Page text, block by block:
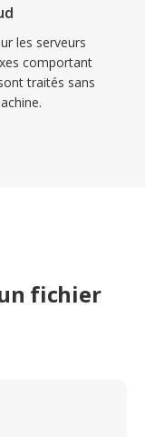
les serveurs
comportant
traités sans
fichier